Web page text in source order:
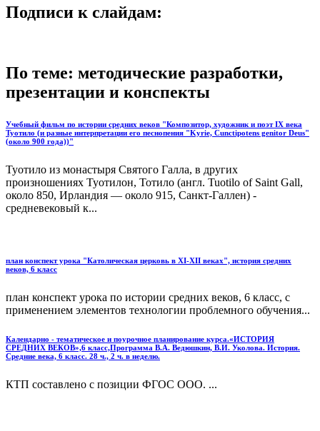
Подписи к слайдам:
По теме: методические разработки,
презентации и конспекты
Учебный фильм по истории средних веков "Композитор, художник и поэт IX века
Туотило (и разные интерпретации его песнопения "Kyrie, Cunctipotens genitor Deus"
(около 900 года))"
Туотило из монастыря Святого Галла, в других
произношениях Туотилон, Тотило (англ. Tuоtilo of Saint Gall,
около 850, Ирландия — около 915, Санкт-Галлен) -
средневековый к...
план конспект урока "Католическая церковь в ХI-XII веках", история средних
веков, 6 класс
план конспект урока по истории средних веков, 6 класс, с
применением элементов технологии проблемного обучения...
Календарно - тематическое и поурочное планирование курса.«ИСТОРИЯ
СРЕДНИХ ВЕКОВ»,6 класс,Программа В.А. Ведюшкин, В.И. Уколова. История.
Средние века, 6 класс. 28 ч., 2 ч. в неделю.
КТП составлено с позиции ФГОС ООО. ...